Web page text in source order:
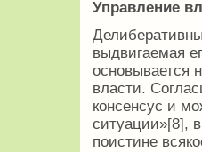
Управление
выдвигаемая
основывается
власти.
консенсус и
ситуации»[8],
поистине